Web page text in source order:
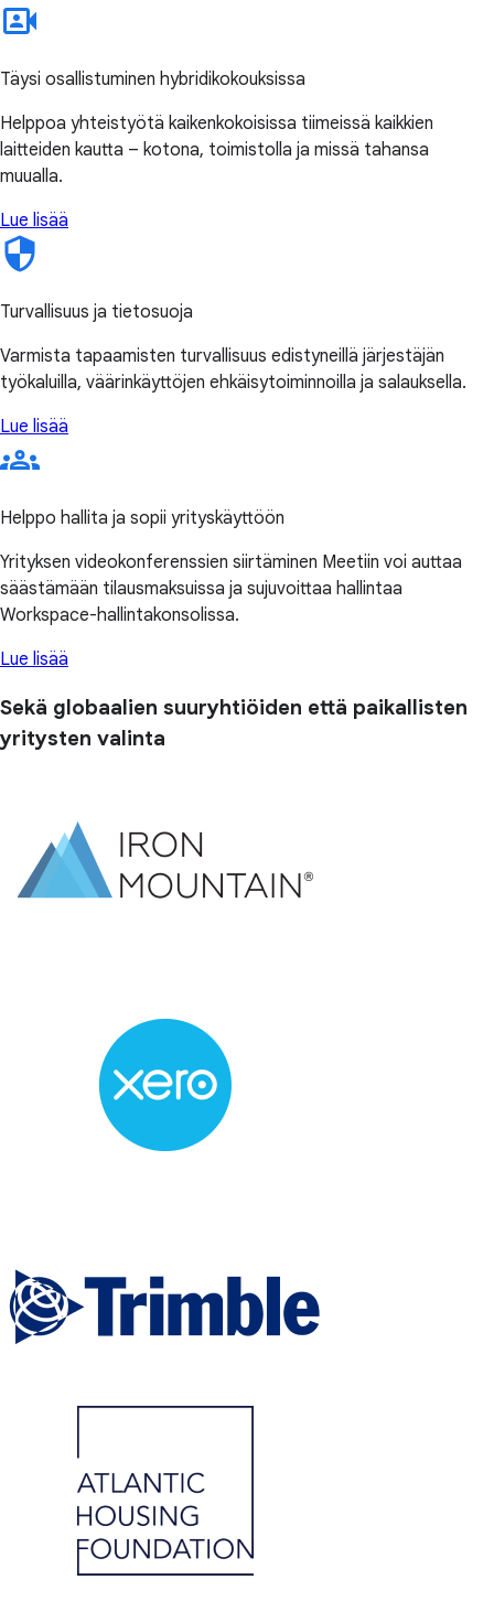
Täysi osallistuminen hybridikokouksissa
Helppoa yhteistyötä kaikenkokoisissa tiimeissä kaikkien
laitteiden kautta – kotona, toimistolla ja missä tahansa
muualla.
Lue lisää
Turvallisuus ja tietosuoja
Varmista tapaamisten turvallisuus edistyneillä järjestäjän
työkaluilla, väärinkäyttöjen ehkäisytoiminnoilla ja salauksella.
Lue lisää
Helppo hallita ja sopii yrityskäyttöön
Yrityksen videokonferenssien siirtäminen Meetiin voi auttaa
säästämään tilausmaksuissa ja sujuvoittaa hallintaa
Workspace-hallintakonsolissa.
Lue lisää
Sekä globaalien suuryhtiöiden että paikallisten
yritysten valinta